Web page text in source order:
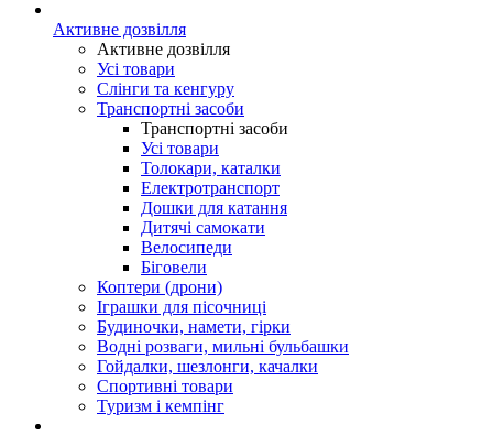
Активне дозвілля
Активне дозвілля
Усі товари
Слінги та кенгуру
Транспортні засоби
Транспортні засоби
Усі товари
Толокари, каталки
Електротранспорт
Дошки для катання
Дитячі самокати
Велосипеди
Біговели
Коптери (дрони)
Іграшки для пісочниці
Будиночки, намети, гірки
Водні розваги, мильні бульбашки
Гойдалки, шезлонги, качалки
Спортивні товари
Туризм і кемпінг